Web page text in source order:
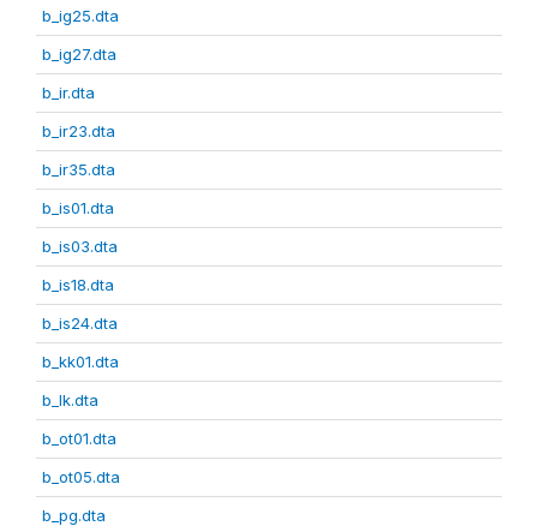
b_ig25.dta
b_ig27.dta
b_ir.dta
b_ir23.dta
b_ir35.dta
b_is01.dta
b_is03.dta
b_is18.dta
b_is24.dta
b_kk01.dta
b_lk.dta
b_ot01.dta
b_ot05.dta
b_pg.dta